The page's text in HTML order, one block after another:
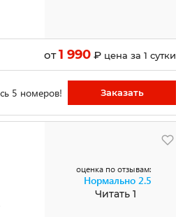
от1 990₽ цена за 1 сутки
5 номеров! Заказать
оценка по отзывам:
Нормально 2.5
Читать 1